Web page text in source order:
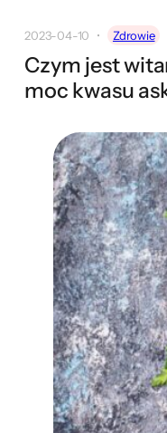
2023-04-10 Zdrowie
Czym jest
moc kwasu